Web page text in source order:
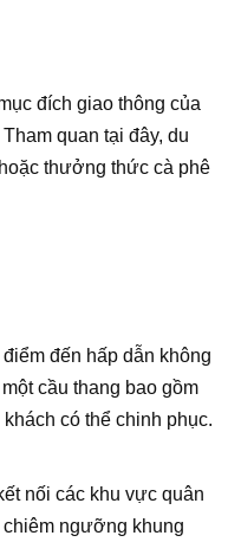
đích giao thông của
quan tại đây, du
thưởng thức cà phê
đến hấp dẫn không
cầu thang bao gồm
có thể chinh phục.
nối các khu vực quân
ngưỡng khung